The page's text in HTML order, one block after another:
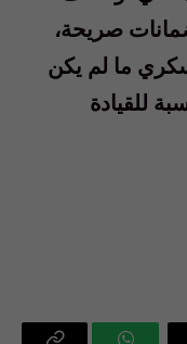
صريحة،
ما لم يكن
للقيادة